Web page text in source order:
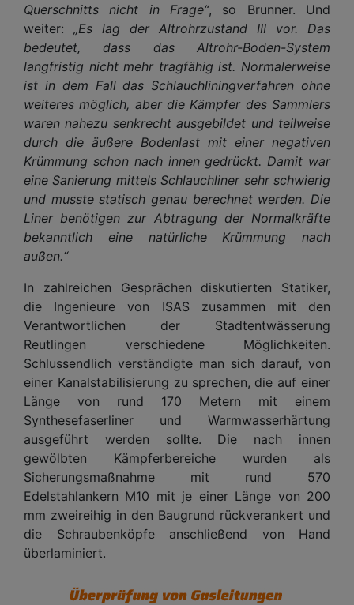
Querschnitts nicht in Frage“, so Brunner. Und
weiter: „Es lag der Altrohrzustand III vor. Das
bedeutet, dass das Altrohr-Boden-System
langfristig nicht mehr tragfähig ist. Normalerweise
ist in dem Fall das Schlauchliningverfahren ohne
weiteres möglich, aber die Kämpfer des Sammlers
waren nahezu senkrecht ausgebildet und teilweise
durch die äußere Bodenlast mit einer negativen
Krümmung schon nach innen gedrückt. Damit war
eine Sanierung mittels Schlauchliner sehr schwierig
und musste statisch genau berechnet werden. Die
Liner benötigen zur Abtragung der Normalkräfte
bekanntlich eine natürliche Krümmung nach
außen.“
In zahlreichen Gesprächen diskutierten Statiker,
die Ingenieure von ISAS zusammen mit den
Verantwortlichen der Stadtentwässerung
Reutlingen verschiedene Möglichkeiten.
Schlussendlich verständigte man sich darauf, von
einer Kanalstabilisierung zu sprechen, die auf einer
Länge von rund 170 Metern mit einem
Synthesefaserliner und Warmwasserhärtung
ausgeführt werden sollte. Die nach innen
gewölbten Kämpferbereiche wurden als
Sicherungsmaßnahme mit rund 570
Edelstahlankern M10 mit je einer Länge von 200
mm zweireihig in den Baugrund rückverankert und
die Schraubenköpfe anschließend von Hand
überlaminiert.